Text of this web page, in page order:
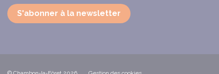
S'abonner à la newsletter